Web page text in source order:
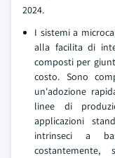
2024.
I sistemi a
alla facilita di
composti per
costo. Sono
un'adozione
linee di
applicazioni
intrinseci a